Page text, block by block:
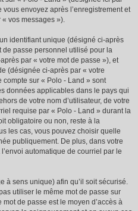
envoyez après l’enregistrement et
« vos messages »).
identifiant unique (désigné ci-après
de passe personnel utilisé pour la
par « votre mot de passe »), et
(désignée ci-après par « votre
compte sur « Polo - Land » sont
données applicables dans le pays qui
de votre nom d’utilisateur, de votre
requise par « Polo - Land » durant la
obligatoire ou non, reste à la
les cas, vous pouvez choisir quelle
publiquement. De plus, dans votre
automatique de courriel par le
à sens unique) afin qu’il soit sécurisé.
utiliser le même mot de passe sur
de passe est le moyen d’accès à